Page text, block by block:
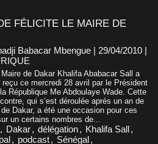
FÉLICITE LE MAIRE DE
Babacar Mbengue | 29/04/2010 |
Maire de Dakar Khalifa Ababacar Sall a
reçu ce mercredi 28 avril par le Président
République Me Abdoulaye Wade. Cette
qui s’est déroulée après un an de
Dakar, a été une occasion pour ces
un certains nombres de...
, Dakar, délégation, Khalifa Sall,
, podcast, Sénégal,